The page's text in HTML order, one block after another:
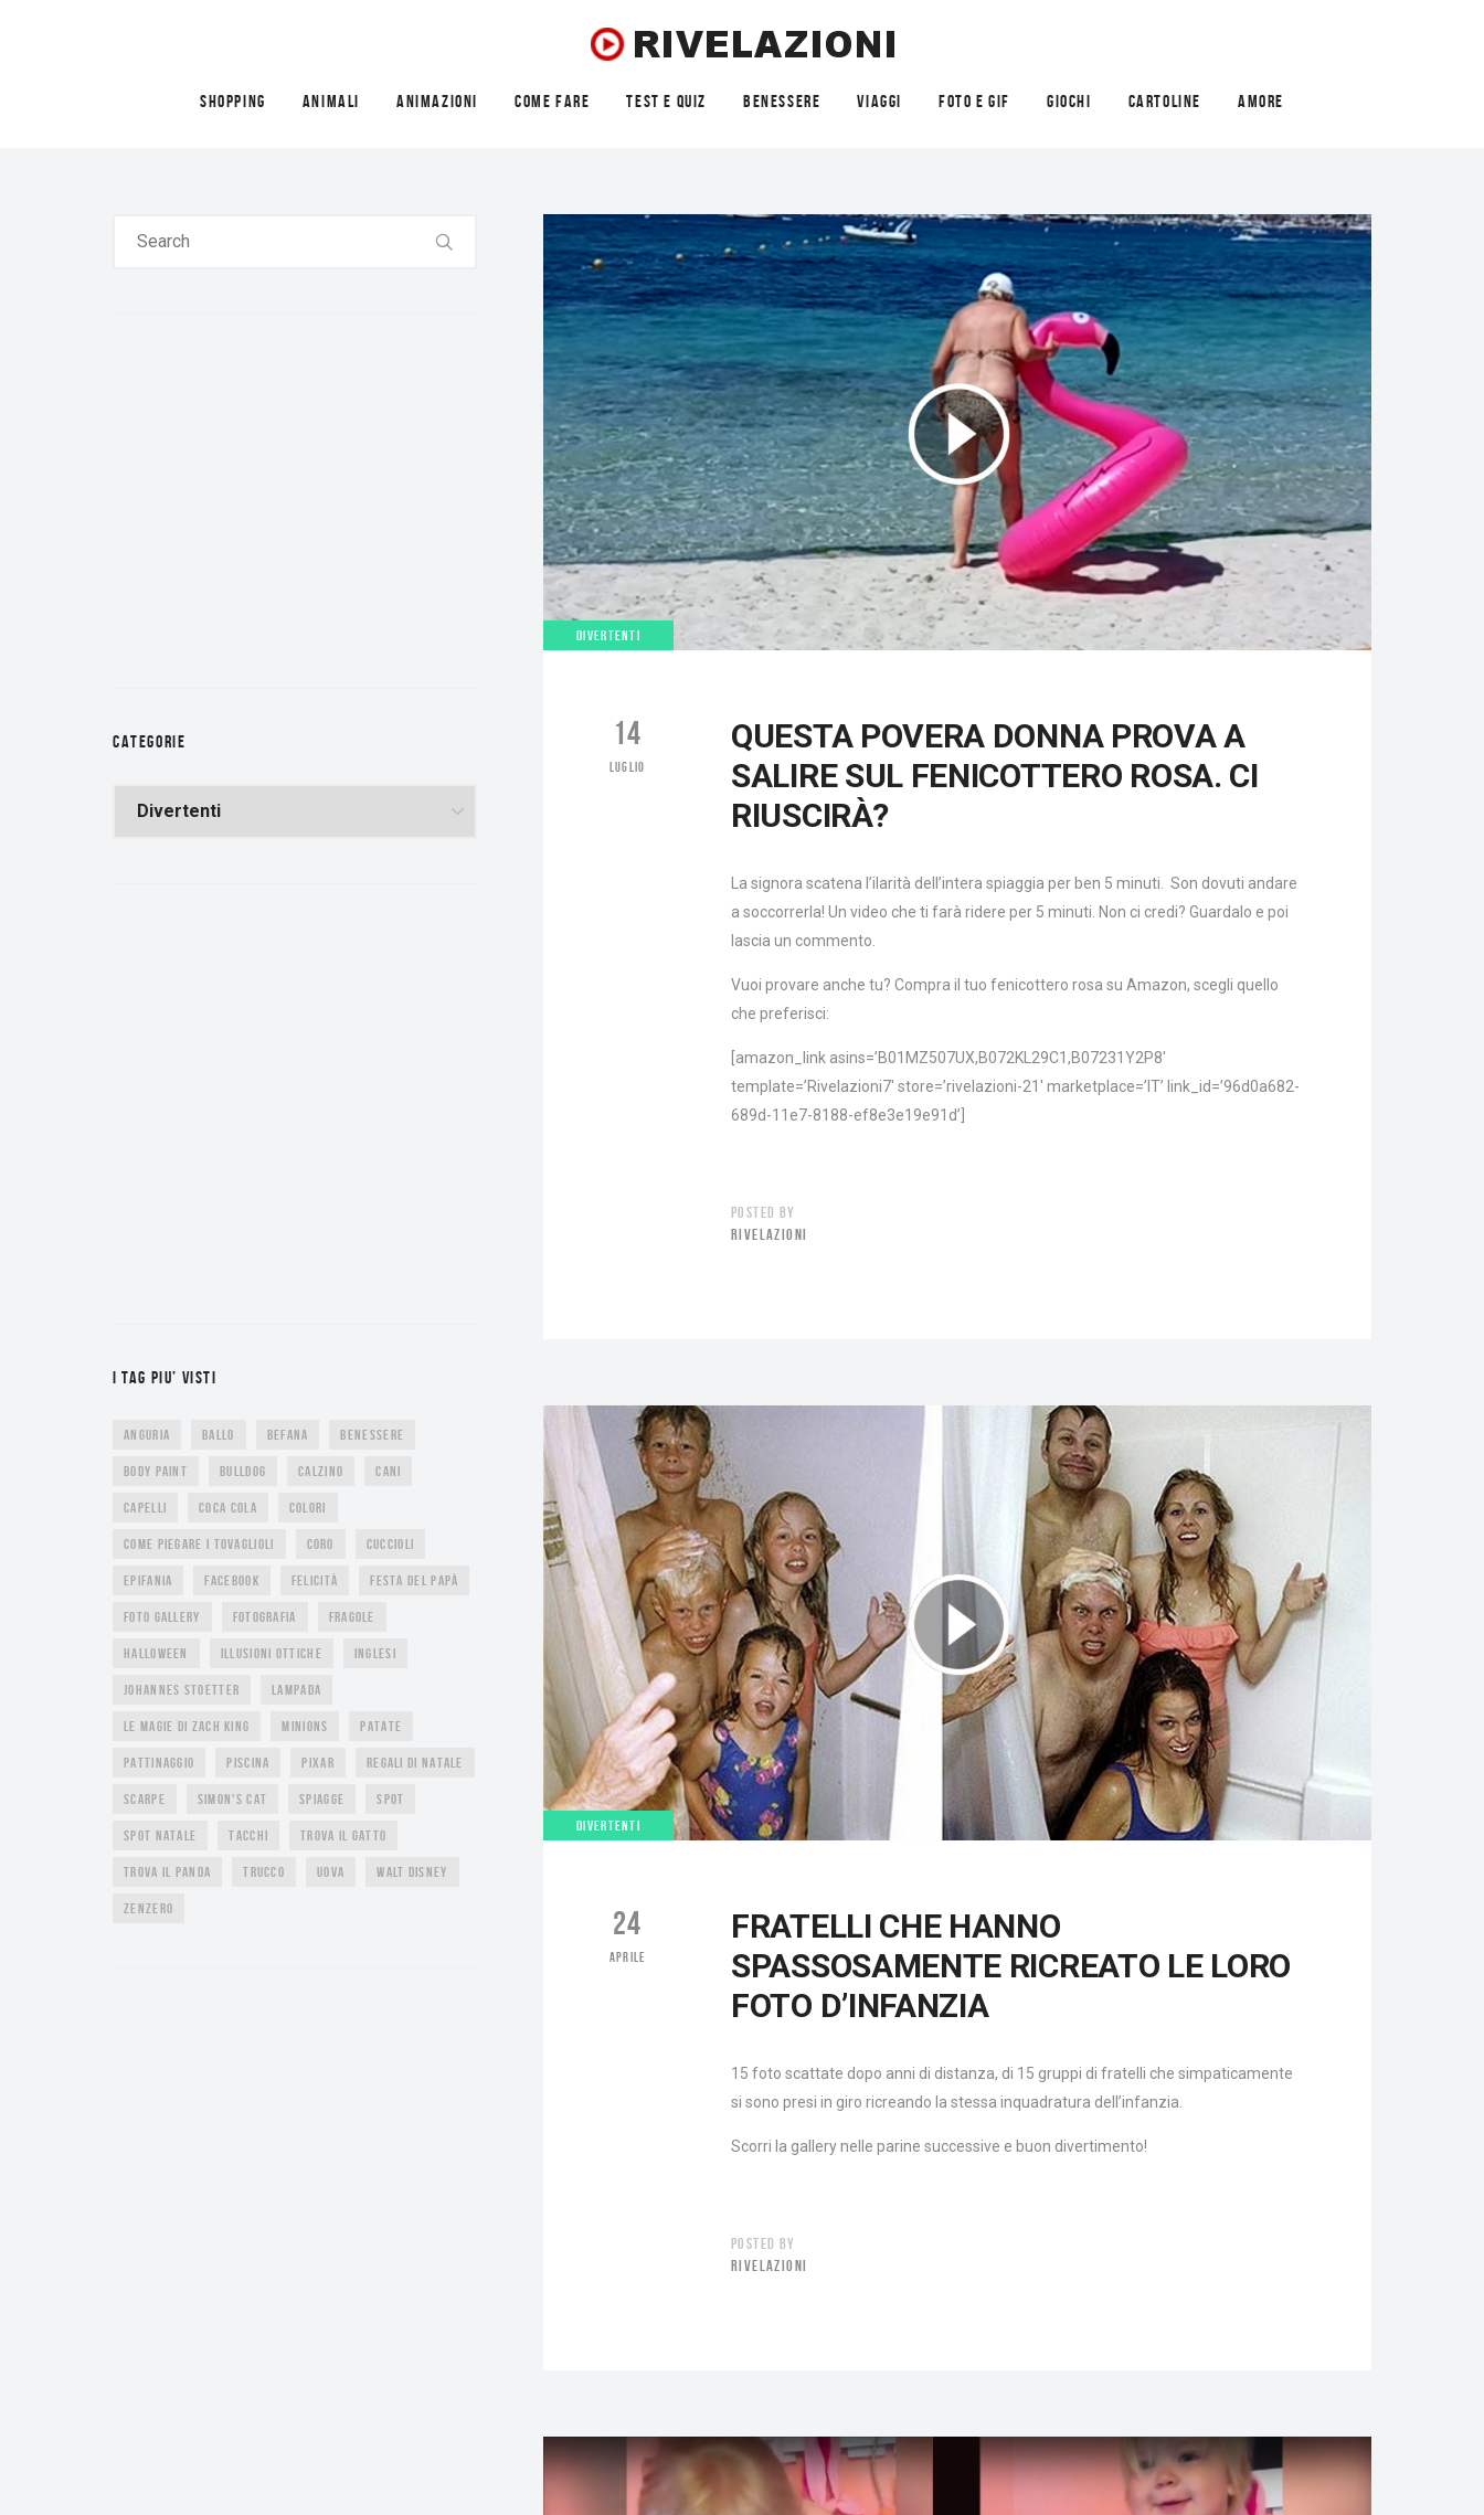
SHOPPING ANIMALI ANIMAZIONI COME FARE TEST E QUIZ BENESSERE VIAGGI FOTO E GIF GIOCHI CARTOLINE AMORE
DIVERTENTI
14
LUGLIO
QUESTA POVERA DONNA PROVA A
SALIRE SUL FENICOTTERO ROSA. CI
RIUSCIRÀ?
La signora scatena l’ilarità dell’intera spiaggia per ben 5 minuti. Son dovuti andare
a soccorrerla! Un video che ti farà ridere per 5 minuti. Non ci credi? Guardalo e poi
lascia un commento.
Vuoi provare anche tu? Compra il tuo fenicottero rosa su Amazon, scegli quello
che preferisci:
[amazon_link asins=’B01MZ507UX,B072KL29C1,B07231Y2P8′
template=’Rivelazioni7′ store=’rivelazioni-21′ marketplace=’IT’ link_id=’96d0a682-
689d-11e7-8188-ef8e3e19e91d’]
POSTED BY
RIVELAZIONI
DIVERTENTI
24
APRILE
FRATELLI CHE HANNO
SPASSOSAMENTE RICREATO LE LORO
FOTO D’INFANZIA
15 foto scattate dopo anni di distanza, di 15 gruppi di fratelli che simpaticamente
si sono presi in giro ricreando la stessa inquadratura dell’infanzia.
Scorri la gallery nelle parine successive e buon divertimento!
POSTED BY
RIVELAZIONI
CATEGORIE
I TAG PIU’ VISTI
ANGURIA BALLO BEFANA BENESSERE
BODY PAINT BULLDOG CALZINO CANI
CAPELLI COCA COLA COLORI
COME PIEGARE I TOVAGLIOLI CORO CUCCIOLI
EPIFANIA FACEBOOK FELICITÀ FESTA DEL PAPÀ
FOTO GALLERY FOTOGRAFIA FRAGOLE
HALLOWEEN ILLUSIONI OTTICHE INGLESI
JOHANNES STOETTER LAMPADA
LE MAGIE DI ZACH KING MINIONS PATATE
PATTINAGGIO PISCINA PIXAR REGALI DI NATALE
SCARPE SIMON'S CAT SPIAGGE SPOT
SPOT NATALE TACCHI TROVA IL GATTO
TROVA IL PANDA TRUCCO UOVA WALT DISNEY
ZENZERO